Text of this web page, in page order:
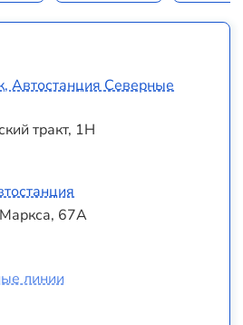
Автостанция Северные
тракт, 1Н
67А
линии